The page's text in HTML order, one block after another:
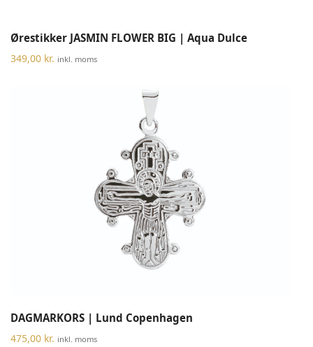
Ørestikker JASMIN FLOWER BIG | Aqua Dulce
349,00 kr. inkl. moms
DAGMARKORS | Lund Copenhagen
475,00 kr. inkl. moms